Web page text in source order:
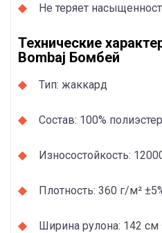
Не теряет
Технические
Bombaj Бомбей
Тип: жаккард
Состав: 100% полиэстер
Износостойкость:
Плотность: 360 г/м²
Ширина рулона: 142 см